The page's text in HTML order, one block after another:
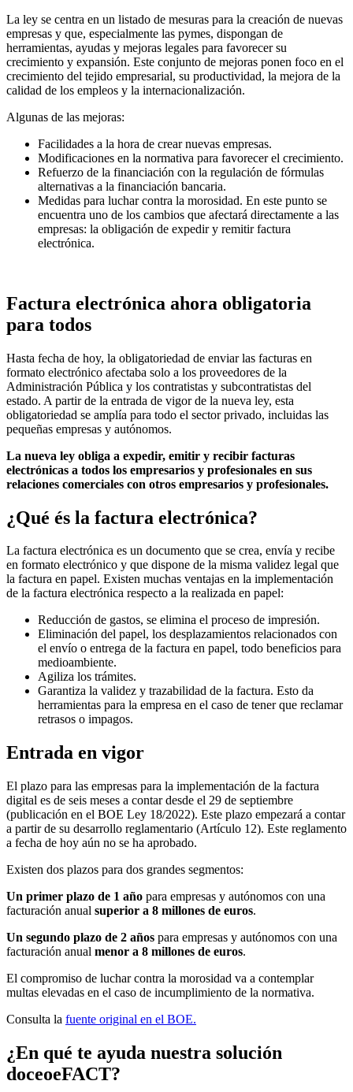
La ley se centra en un listado de mesuras para la creación de nuevas
empresas y que, especialmente las pymes, dispongan de
herramientas, ayudas y mejoras legales para favorecer su
crecimiento y expansión. Este conjunto de mejoras ponen foco en el
crecimiento del tejido empresarial, su productividad, la mejora de la
calidad de los empleos y la internacionalización.
Algunas de las mejoras:
Facilidades a la hora de crear nuevas empresas.
Modificaciones en la normativa para favorecer el crecimiento.
Refuerzo de la financiación con la regulación de fórmulas
alternativas a la financiación bancaria.
Medidas para luchar contra la morosidad. En este punto se
encuentra uno de los cambios que afectará directamente a las
empresas: la obligación de expedir y remitir factura
electrónica.
Factura electrónica ahora obligatoria
para todos
Hasta fecha de hoy, la obligatoriedad de enviar las facturas en
formato electrónico afectaba solo a los proveedores de la
Administración Pública y los contratistas y subcontratistas del
estado. A partir de la entrada de vigor de la nueva ley, esta
obligatoriedad se amplía para todo el sector privado, incluidas las
pequeñas empresas y autónomos.
La nueva ley obliga a expedir, emitir y recibir facturas
electrónicas a todos los empresarios y profesionales en sus
relaciones comerciales con otros empresarios y profesionales.
¿Qué és la factura electrónica?
La factura electrónica es un documento que se crea, envía y recibe
en formato electrónico y que dispone de la misma validez legal que
la factura en papel. Existen muchas ventajas en la implementación
de la factura electrónica respecto a la realizada en papel:
Reducción de gastos, se elimina el proceso de impresión.
Eliminación del papel, los desplazamientos relacionados con
el envío o entrega de la factura en papel, todo beneficios para
medioambiente.
Agiliza los trámites.
Garantiza la validez y trazabilidad de la factura. Esto da
herramientas para la empresa en el caso de tener que reclamar
retrasos o impagos.
Entrada en vigor
El plazo para las empresas para la implementación de la factura
digital es de seis meses a contar desde el 29 de septiembre
(publicación en el BOE Ley 18/2022). Este plazo empezará a contar
a partir de su desarrollo reglamentario (Artículo 12). Este reglamento
a fecha de hoy aún no se ha aprobado.
Existen dos plazos para dos grandes segmentos:
Un primer plazo de 1 año para empresas y autónomos con una
facturación anual superior a 8 millones de euros.
Un segundo plazo de 2 años para empresas y autónomos con una
facturación anual menor a 8 millones de euros.
El compromiso de luchar contra la morosidad va a contemplar
multas elevadas en el caso de incumplimiento de la normativa.
Consulta la fuente original en el BOE.
¿En qué te ayuda nuestra solución
doceoeFACT?